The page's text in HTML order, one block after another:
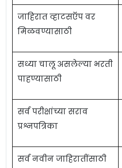
जाहिरात व्हाटसऍप वर
मिळवण्यासाठी
सध्या चालू असलेल्या भरती
पाहण्यासाठी
सर्व परीक्षांच्या सराव
प्रश्नपत्रिका
सर्व नवीन जाहिरातींसाठी